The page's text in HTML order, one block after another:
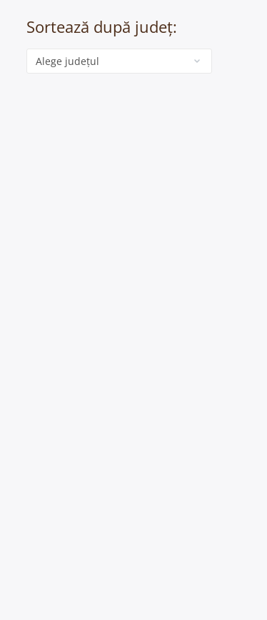
Sortează după județ:
Categorie